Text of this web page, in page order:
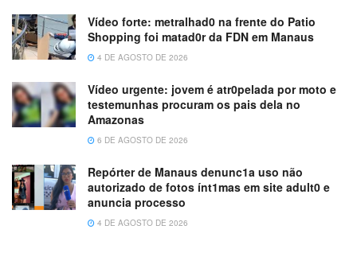
Vídeo forte: metralhad0 na frente do Patio
Shopping foi matad0r da FDN em Manaus
4 DE AGOSTO DE 2026
Vídeo urgente: jovem é atr0pelada por moto e
testemunhas procuram os pais dela no
Amazonas
6 DE AGOSTO DE 2026
Repórter de Manaus denunc1a uso não
autorizado de fotos ínt1mas em site adult0 e
anuncia processo
4 DE AGOSTO DE 2026